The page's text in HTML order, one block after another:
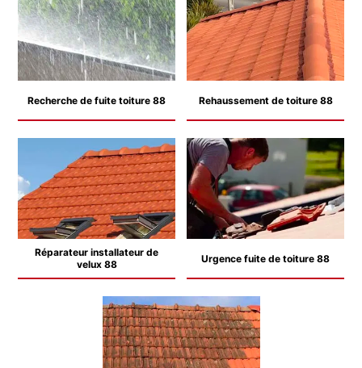
Recherche de fuite toiture 88 Rehaussement de toiture 88
Réparateur installateur de
velux 88
Urgence fuite de toiture 88